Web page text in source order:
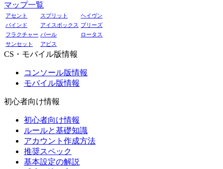
マップ一覧
アセント スプリット
ヘイヴン
バインド
アイスボックス ブリーズ
フラクチャー パール
ロータス
サンセット
アビス
CS・モバイル版情報
コンソール版情報
モバイル版情報
初心者向け情報
初心者向け情報
ルールと基礎知識
アカウント作成方法
推奨スペック
基本設定の解説